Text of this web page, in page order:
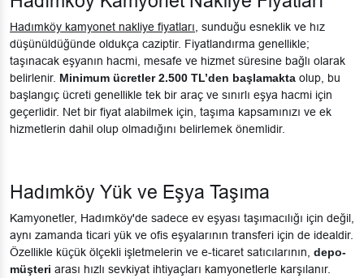
Hadımköy kamyonet nakliye fiyatları, sunduğu esneklik ve hız
düşünüldüğünde oldukça caziptir. Fiyatlandırma genellikle;
taşınacak eşyanın hacmi, mesafe ve hizmet süresine bağlı olarak
belirlenir. Minimum ücretler 2.500 TL’den başlamakta olup, bu
başlangıç ücreti genellikle tek bir araç ve sınırlı eşya hacmi için
geçerlidir. Net bir fiyat alabilmek için, taşıma kapsamınızı ve ek
hizmetlerin dahil olup olmadığını belirlemek önemlidir.
Hadımköy Yük ve Eşya Taşıma
Kamyonetler, Hadımköy'de sadece ev eşyası taşımacılığı için değil,
aynı zamanda ticari yük ve ofis eşyalarının transferi için de idealdir.
Özellikle küçük ölçekli işletmelerin ve e-ticaret satıcılarının, depo-
müşteri arası hızlı sevkiyat ihtiyaçları kamyonetlerle karşılanır.